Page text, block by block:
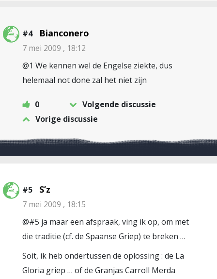
#4 Bianconero
7 mei 2009 , 18:12
@1 We kennen wel de Engelse ziekte, dus
helemaal not done zal het niet zijn
0
Volgende discussie
Vorige discussie
#5 S’z
7 mei 2009 , 18:15
@#5 ja maar een afspraak, ving ik op, om met
die traditie (cf. de Spaanse Griep) te breken …
Soit, ik heb ondertussen de oplossing : de La
Gloria griep … of de Granjas Carroll Merda